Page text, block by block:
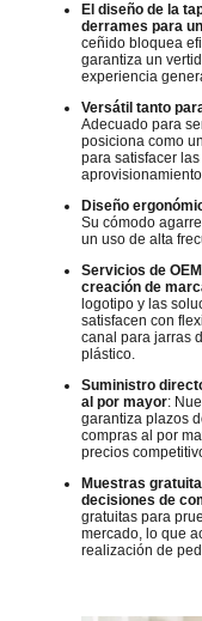
El diseño de la
derrames para
ceñido bloquea
garantiza un
experiencia
Versátil tanto
Adecuado para
posiciona como
para satisfacer
Diseño
Su cómodo
un uso de alta
Servicios de
creación de
logotipo y las
satisfacen con
canal para jarras
plástico.
Suministro
al por mayor:
garantiza plazos
compras al por
precios
Muestras
decisiones de
gratuitas para
mercado, lo que
realización de